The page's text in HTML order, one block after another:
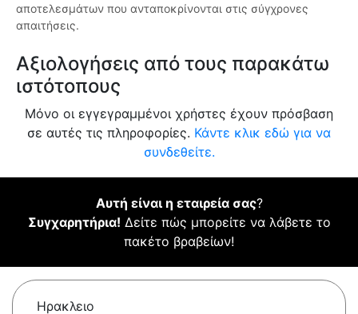
αποτελεσμάτων που ανταποκρίνονται στις σύγχρονες
απαιτήσεις.
Αξιολογήσεις από τους παρακάτω
ιστότοπους
Μόνο οι εγγεγραμμένοι χρήστες έχουν πρόσβαση
σε αυτές τις πληροφορίες. Κάντε κλικ εδώ για να
συνδεθείτε.
Αυτή είναι η εταιρεία σας?
Συγχαρητήρια! Δείτε πώς μπορείτε να λάβετε το
πακέτο βραβείων!
Ηρακλειο